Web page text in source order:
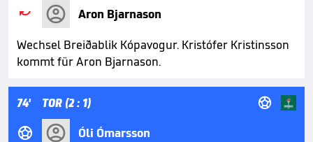

Aron Bjarnason
Wechsel Breiðablik Kópavogur. Kristófer Kristinsson
kommt für Aron Bjarnason.
74' TOR (2 : 1) 
 Óli Ómarsson